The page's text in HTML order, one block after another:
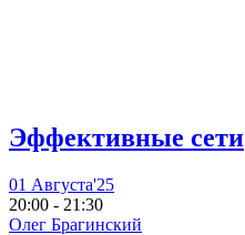
Эффективные сети
01 Августа'25
20:00 - 21:30
Олег Брагинский